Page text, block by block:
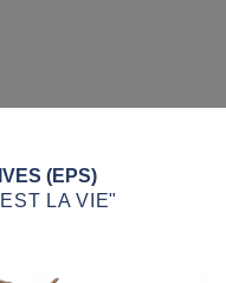
(EPS)
LA VIE"